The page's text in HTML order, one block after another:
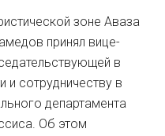
зоне Аваза
принял вице-
в
и сотрудничеству в
департамента
Об этом